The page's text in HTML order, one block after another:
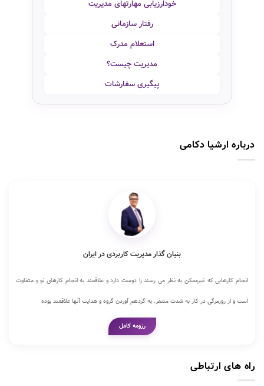
خودارزیابی مهارتهای مدیریت
رفتار سازمانی
استعلام مدرک
مدیریت چیست؟
پیگیری سفارشات
درباره ارشیا دکامی
بنیان گذار مدیریت کاربردی در ایران
انجام کارهایی که غیرممکن به نظر می رسند را دوست دارد و علاقمند به انجام کارهای نو و متفاوت
است و از روزمرگی در کار به شدت متنفر. به گردهم آوردن گروه و هدایت آنها علاقمند بوده
رزومه کامل
راه های ارتباطی